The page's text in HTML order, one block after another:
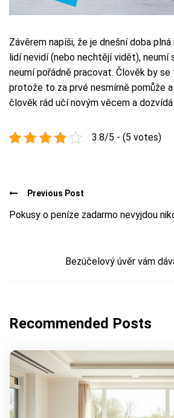
Závěrem napíši, že je dnešní doba
lidí nevidí (nebo nechtějí vidět), neumí
neumí pořádně pracovat. Člověk by
protože to za prvé nesmírně pomůže
člověk rád učí novým věcem a
3.8/5 - (5 votes)
Previous Post
Pokusy o peníze zadarmo nevyjdou
Bezúčelový úvěr vám
Recommended Posts